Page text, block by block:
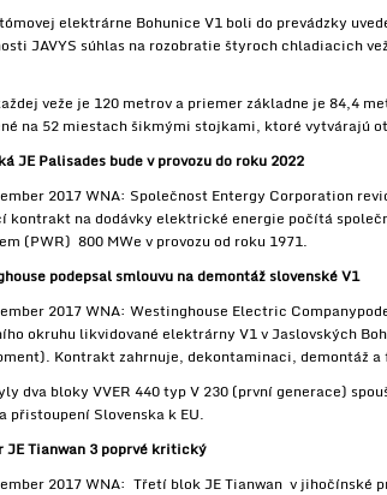
elektrárne Bohunice V1 boli do prevádzky
JAVYS súhlas na rozobratie štyroch chladiacich
veže je 120 metrov a priemer základne je 84,4
na 52 miestach šikmými stojkami, ktoré vytvárajú
JE Palisades bude v provozu do roku 2022
2017 WNA: Společnost Entergy Corporation
kontrakt na dodávky elektrické energie počítá
(PWR) 800 MWe v provozu od roku 1971.
podepsal smlouvu na demontáž slovenské V1
2017 WNA: Westinghouse Electric
okruhu likvidované elektrárny V1 v Jaslovských
Kontrakt zahrnuje, dekontaminaci, demontáž
dva bloky VVER 440 typ V 230 (první generace)
přistoupení Slovenska k EU.
JE Tianwan 3 poprvé kritický
2017 WNA: Třetí blok JE Tianwan v jihočínské